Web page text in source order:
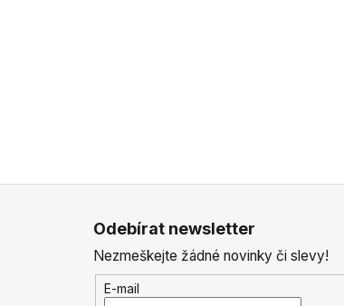
Odebírat newsletter
Nezmeškejte žádné novinky či slevy!
E-mail